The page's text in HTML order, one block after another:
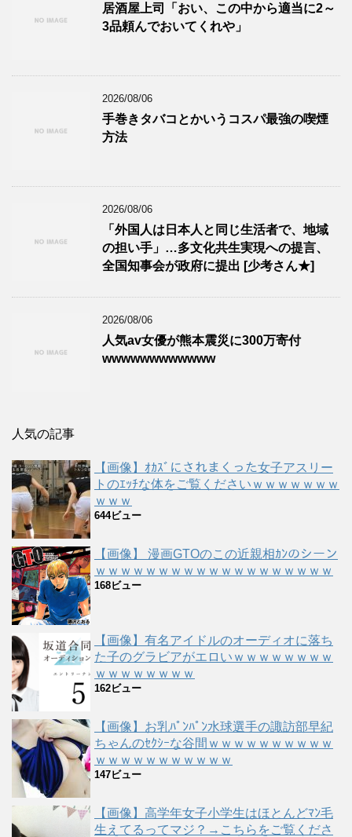
居酒屋上司「おい、この中から適当に2～
3品頼んでおいてくれや」
2026/08/06
手巻きタバコとかいうコスパ最強の喫煙
方法
2026/08/06
「外国人は日本人と同じ生活者で、地域
の担い手」…多文化共生実現への提言、
全国知事会が政府に提出 [少考さん★]
2026/08/06
人気av女優が熊本震災に300万寄付
wwwwwwwwwwww
人気の記事
【画像】ｵｶｽﾞにされまくった女子アスリー
トのｴｯﾁな体をご覧くださいｗｗｗｗｗｗｗ
ｗｗｗ
644ビュー
【画像】 漫画GTOのこの近親相ｶﾝのシーン
ｗｗｗｗｗｗｗｗｗｗｗｗｗｗｗｗｗｗｗ
168ビュー
【画像】有名アイドルのオーディオに落ち
た子のグラビアがエロいｗｗｗｗｗｗｗｗ
ｗｗｗｗｗｗｗｗ
162ビュー
【画像】お乳ﾊﾟﾝﾊﾟﾝ水球選手の諏訪部早紀
ちゃんのｾｸｼｰな谷間ｗｗｗｗｗｗｗｗｗｗ
ｗｗｗｗｗｗｗｗｗｗｗ
147ビュー
【画像】高学年女子小学生はほとんどﾏﾝ毛
生えてるってマジ？→こちらをご覧くださ